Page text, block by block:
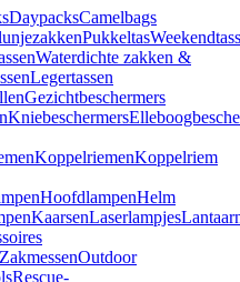
DaypacksCamelbags
Pukkeltas
Waterdichte zakken &
Legertassen
Gezichtbeschermers
Kniebeschermers
KoppelriemenKoppelriem
HoofdlampenHelm
KaarsenLaserlampjes
ZakmessenOutdoor
Rescue-